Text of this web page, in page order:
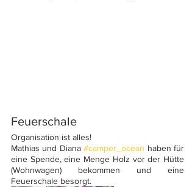
Feuerschale
Organisation ist alles!
Mathias und Diana #camper_ocean haben für
eine Spende, eine Menge Holz vor der Hütte
(Wohnwagen) bekommen und eine
Feuerschale besorgt.